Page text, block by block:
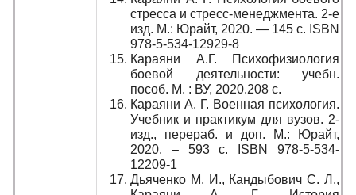
стресса и стресс-менеджмента. 2-е
изд. М.: Юрайт, 2020. — 145 с. ISBN
978-5-534-12929-8
Караяни А.Г. Психофизиология
боевой деятельности: учебн.
пособ. М. : ВУ, 2020.208 с.
Караяни А. Г. Военная психология.
Учебник и практикум для вузов. 2-
изд., перераб. и доп. М.: Юрайт,
2020. – 593 с. ISBN 978-5-534-
12209-1
Дьяченко М. И., Кандыбович С. Л.,